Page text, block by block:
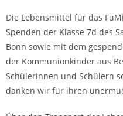
Die Lebensmittel für das
Spenden der Klasse 7d des
Bonn sowie mit dem
der Kommunionkinder aus
Schülerinnen und Schülern
danken wir für ihren